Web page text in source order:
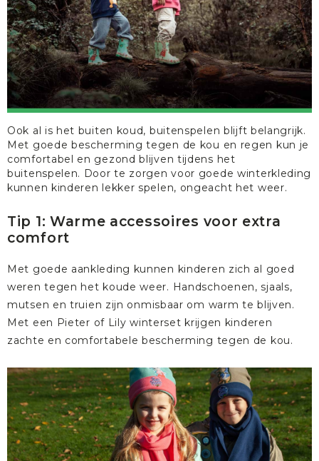
Ook al is het buiten koud, buitenspelen blijft belangrijk.
Met goede bescherming tegen de kou en regen kun je
comfortabel en gezond blijven tijdens het
buitenspelen. Door te zorgen voor goede winterkleding
kunnen kinderen lekker spelen, ongeacht het weer.
Tip 1: Warme accessoires voor extra
comfort
Met goede aankleding kunnen kinderen zich al goed
weren tegen het koude weer. Handschoenen, sjaals,
mutsen entruien zijn onmisbaar om warm te blijven.
Met een Pieter of Lily winterset krijgen kinderen
zachte en comfortabele bescherming tegen de kou.